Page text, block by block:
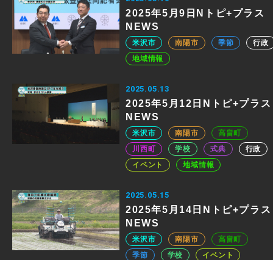
2025年5月9日Nトピ+プラス
NEWS
米沢市 南陽市 季節
行政
地域情報
2025.05.13
2025年5月12日Nトピ+プラス
NEWS
米沢市 南陽市
高畠町
川西町
学校 式典
行政
イベント
地域情報
2025.05.15
2025年5月14日Nトピ+プラス
NEWS
米沢市 南陽市
高畠町
季節
学校
イベント